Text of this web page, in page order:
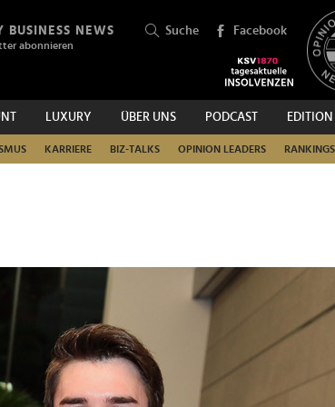
BUSINESS NEWS
abonnieren
Suche Facebook
LUXURY ÜBER UNS PODCAST EDITION
KARRIERE BIZ-TALKS OPINION LEADERS RANKINGS
SUCHEN